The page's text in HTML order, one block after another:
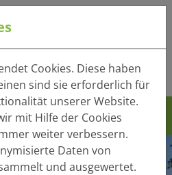
(0) 41 32 - 220
holzbau.de
Cookies. Diese haben
sind sie erforderlich für
unserer Website.
mit Hilfe der Cookies
weiter verbessern.
Daten von
und ausgewertet.